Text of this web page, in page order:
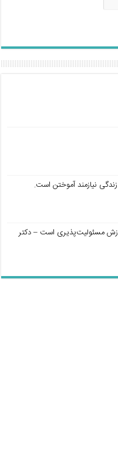
زندگی نیازمند آموختن است.
مسئولیت‌پذیری است – دکتر